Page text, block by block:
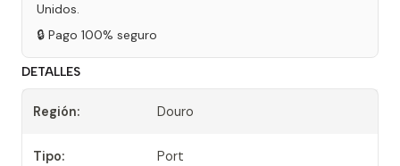
Unidos.
🔒 Pago 100% seguro
DETALLES
Región: Douro
Tipo: Port